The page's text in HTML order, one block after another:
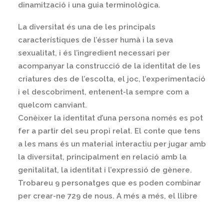
dinamització i una guia terminològica.
La diversitat és una de les principals
característiques de l’ésser humà i la seva
sexualitat, i és l’ingredient necessari per
acompanyar la construcció de la identitat de les
criatures des de l’escolta, el joc, l’experimentació
i el descobriment, entenent-la sempre com a
quelcom canviant.
Conèixer la identitat d’una persona només es pot
fer a partir del seu propi relat. El conte que tens
a les mans és un material interactiu per jugar amb
la diversitat, principalment en relació amb la
genitalitat, la identitat i l’expressió de gènere.
Trobareu 9 personatges que es poden combinar
per crear-ne 729 de nous. A més a més, el llibre